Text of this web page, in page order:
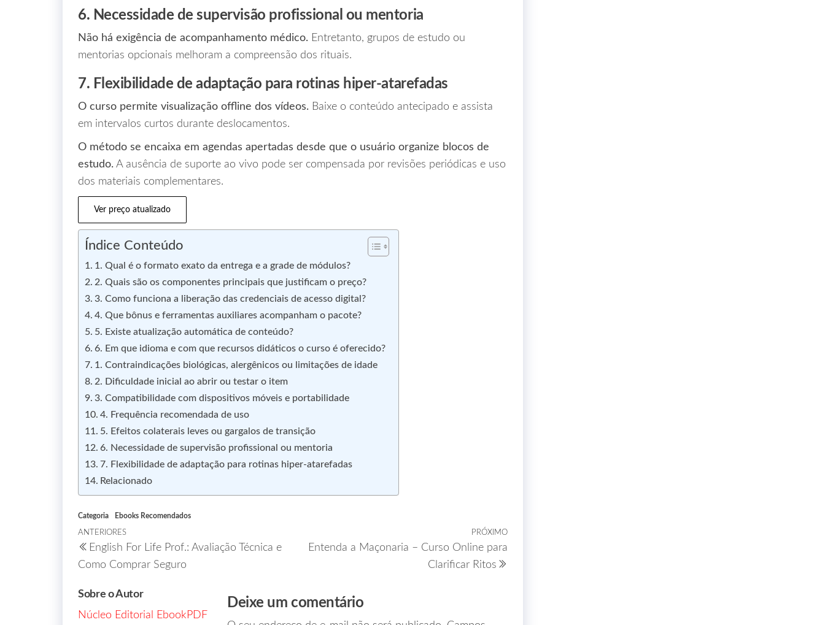
6. Necessidade de supervisão profissional ou mentoria
Não há exigência de acompanhamento médico. Entretanto, grupos de estudo ou
mentorias opcionais melhoram a compreensão dos rituais.
7. Flexibilidade de adaptação para rotinas hiper‑atarefadas
O curso permite visualização offline dos vídeos. Baixe o conteúdo antecipado e assista
em intervalos curtos durante deslocamentos.
O método se encaixa em agendas apertadas desde que o usuário organize blocos de
estudo. A ausência de suporte ao vivo pode ser compensada por revisões periódicas e uso
dos materiais complementares.
Ver preço atualizado
Índice Conteúdo
1. Qual é o formato exato da entrega e a grade de módulos?
2. Quais são os componentes principais que justificam o preço?
3. Como funciona a liberação das credenciais de acesso digital?
4. Que bônus e ferramentas auxiliares acompanham o pacote?
5. Existe atualização automática de conteúdo?
6. Em que idioma e com que recursos didáticos o curso é oferecido?
1. Contraindicações biológicas, alergênicos ou limitações de idade
2. Dificuldade inicial ao abrir ou testar o item
3. Compatibilidade com dispositivos móveis e portabilidade
4. Frequência recomendada de uso
5. Efeitos colaterais leves ou gargalos de transição
6. Necessidade de supervisão profissional ou mentoria
7. Flexibilidade de adaptação para rotinas hiper‑atarefadas
Relacionado
Categoria Ebooks Recomendados
ANTERIORES
English For Life Prof.: Avaliação Técnica e
Como Comprar Seguro
PRÓXIMO
Entenda a Maçonaria – Curso Online para
Clarificar Ritos
Sobre o Autor
Núcleo Editorial EbookPDF
Deixe um comentário